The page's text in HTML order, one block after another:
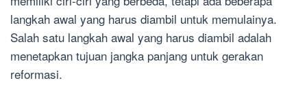
langkah awal yang harus diambil untuk memulainya.
Salah satu langkah awal yang harus diambil adalah
menetapkan tujuan jangka panjang untuk gerakan
reformasi.